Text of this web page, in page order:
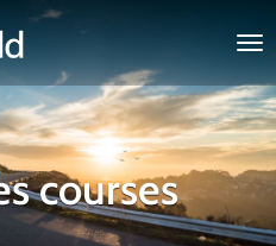
marathons.world
courses